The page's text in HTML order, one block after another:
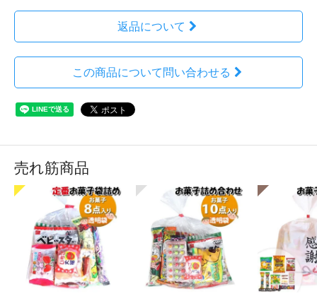
返品について
この商品について問い合わせる
売れ筋商品